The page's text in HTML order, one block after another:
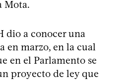
Mota.
dio a conocer una
en marzo, en la cual
en el Parlamento se
proyecto de ley que